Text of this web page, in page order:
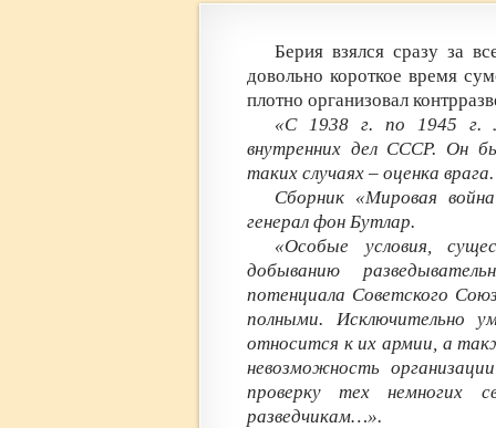
Берия взялся сразу за
довольно короткое время
плотно организовал
«С 1938 г. по 1945 г.
внутренних дел СССР. Он
таких случаях – оценка врага.
Сборник «Мировая
генерал фон Бутлар.
«Особые условия,
добыванию
потенциала Советского
полными. Исключительно
относится к их армии, а
невозможность
проверку тех немногих
разведчикам…».